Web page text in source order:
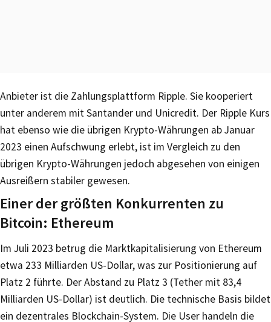
Anbieter ist die Zahlungsplattform Ripple. Sie kooperiert
unter anderem mit Santander und Unicredit. Der Ripple Kurs
hat ebenso wie die übrigen Krypto-Währungen ab Januar
2023 einen Aufschwung erlebt, ist im Vergleich zu den
übrigen Krypto-Währungen jedoch abgesehen von einigen
Ausreißern stabiler gewesen.
Einer der größten Konkurrenten zu
Bitcoin: Ethereum
Im Juli 2023 betrug die Marktkapitalisierung von Ethereum
etwa 233 Milliarden US-Dollar, was zur Positionierung auf
Platz 2 führte. Der Abstand zu Platz 3 (Tether mit 83,4
Milliarden US-Dollar) ist deutlich. Die technische Basis bildet
ein dezentrales Blockchain-System. Die User handeln die